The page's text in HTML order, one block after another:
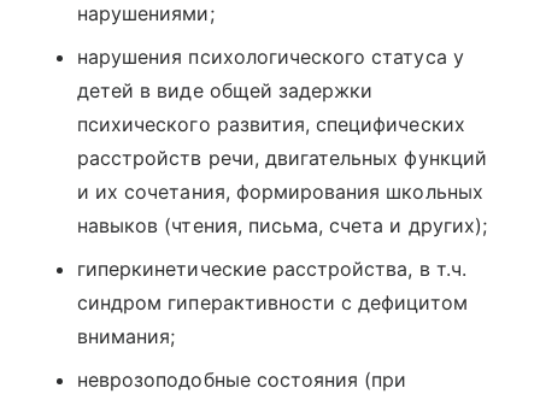
нарушениями;
нарушения психологического статуса у
детей в виде общей задержки
психического развития, специфических
расстройств речи, двигательных функций
и их сочетания, формирования школьных
навыков (чтения, письма, счета и других);
гиперкинетические расстройства, в т.ч.
синдром гиперактивности с дефицитом
внимания;
неврозоподобные состояния (при